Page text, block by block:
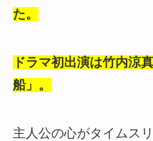
た。
ドラマ初出演は竹内涼
船」。
主人公の心がタイムス